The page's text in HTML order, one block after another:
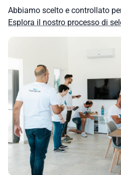
Abbiamo scelto e controllato
Esplora il nostro processo di